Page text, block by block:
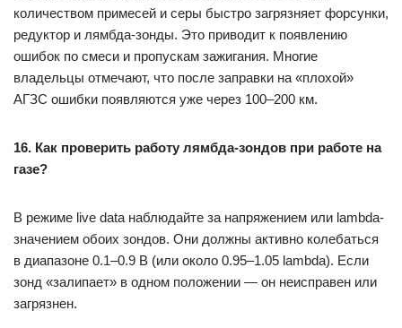
количеством примесей и серы быстро загрязняет форсунки,
редуктор и лямбда-зонды. Это приводит к появлению
ошибок по смеси и пропускам зажигания. Многие
владельцы отмечают, что после заправки на «плохой»
АГЗС ошибки появляются уже через 100–200 км.
16. Как проверить работу лямбда-зондов при работе на
газе?
В режиме live data наблюдайте за напряжением или lambda-
значением обоих зондов. Они должны активно колебаться
в диапазоне 0.1–0.9 В (или около 0.95–1.05 lambda). Если
зонд «залипает» в одном положении — он неисправен или
загрязнен.